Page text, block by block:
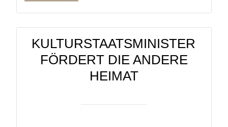
KULTURSTAATSMINISTER
FÖRDERT DIE ANDERE
HEIMAT